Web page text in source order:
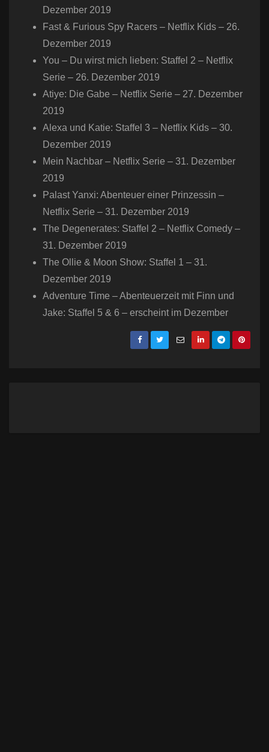
Dezember 2019
Fast & Furious Spy Racers – Netflix Kids – 26.
Dezember 2019
You – Du wirst mich lieben: Staffel 2 – Netflix
Serie – 26. Dezember 2019
Atiye: Die Gabe – Netflix Serie – 27. Dezember
2019
Alexa und Katie: Staffel 3 – Netflix Kids – 30.
Dezember 2019
Mein Nachbar – Netflix Serie – 31. Dezember
2019
Palast Yanxi: Abenteuer einer Prinzessin –
Netflix Serie – 31. Dezember 2019
The Degenerates: Staffel 2 – Netflix Comedy –
31. Dezember 2019
The Ollie & Moon Show: Staffel 1 – 31.
Dezember 2019
Adventure Time – Abenteuerzeit mit Finn und
Jake: Staffel 5 & 6 – erscheint im Dezember